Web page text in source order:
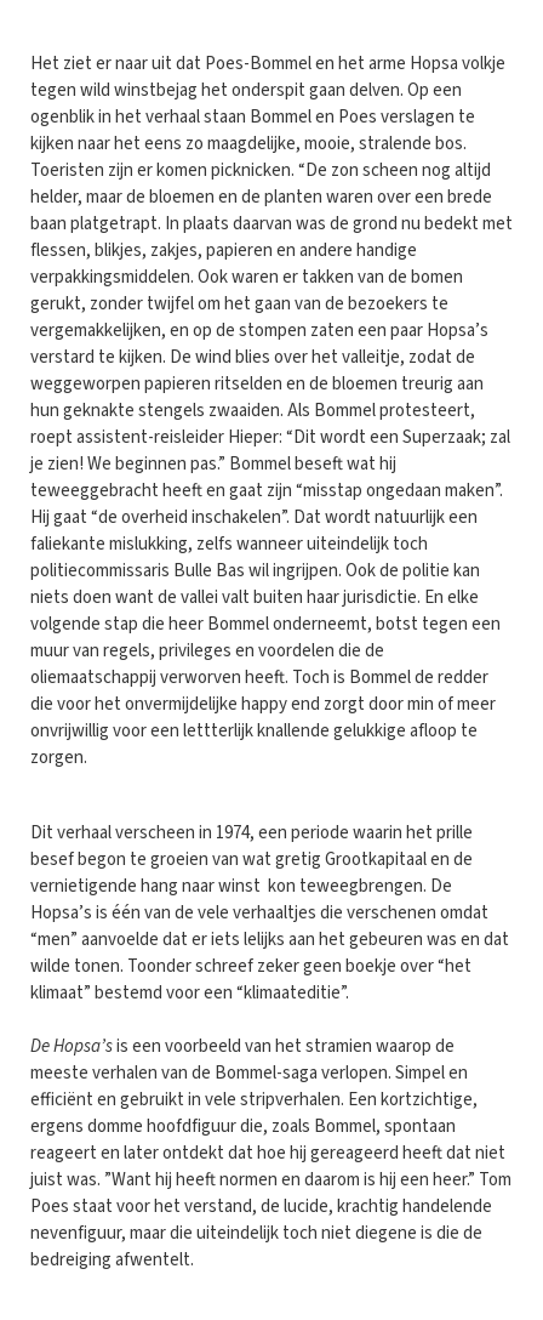
Het ziet er naar uit dat Poes-Bommel en het arme Hopsa volkje
tegen wild winstbejag het onderspit gaan delven. Op een
ogenblik in het verhaal staan Bommel en Poes verslagen te
kijken naar het eens zo maagdelijke, mooie, stralende bos.
Toeristen zijn er komen picknicken. “De zon scheen nog altijd
helder, maar de bloemen en de planten waren over een brede
baan platgetrapt. In plaats daarvan was de grond nu bedekt met
flessen, blikjes, zakjes, papieren en andere handige
verpakkingsmiddelen. Ook waren er takken van de bomen
gerukt, zonder twijfel om het gaan van de bezoekers te
vergemakkelijken, en op de stompen zaten een paar Hopsa’s
verstard te kijken. De wind blies over het valleitje, zodat de
weggeworpen papieren ritselden en de bloemen treurig aan
hun geknakte stengels zwaaiden. Als Bommel protesteert,
roept assistent-reisleider Hieper: “Dit wordt een Superzaak; zal
je zien! We beginnen pas.” Bommel beseft wat hij
teweeggebracht heeft en gaat zijn “misstap ongedaan maken”.
Hij gaat “de overheid inschakelen”. Dat wordt natuurlijk een
faliekante mislukking, zelfs wanneer uiteindelijk toch
politiecommissaris Bulle Bas wil ingrijpen. Ook de politie kan
niets doen want de vallei valt buiten haar jurisdictie. En elke
volgende stap die heer Bommel onderneemt, botst tegen een
muur van regels, privileges en voordelen die de
oliemaatschappij verworven heeft. Toch is Bommel de redder
die voor het onvermijdelijke happy end zorgt door min of meer
onvrijwillig voor een lettterlijk knallende gelukkige afloop te
zorgen.
Dit verhaal verscheen in 1974, een periode waarin het prille
besef begon te groeien van wat gretig Grootkapitaal en de
vernietigende hang naar winst kon teweegbrengen. De
Hopsa’s is één van de vele verhaaltjes die verschenen omdat
“men” aanvoelde dat er iets lelijks aan het gebeuren was en dat
wilde tonen. Toonder schreef zeker geen boekje over “het
klimaat” bestemd voor een “klimaateditie”.
De Hopsa’sis een voorbeeld van het stramien waarop de
meeste verhalen van de Bommel-saga verlopen. Simpel en
efficiënt en gebruikt in vele stripverhalen. Een kortzichtige,
ergens domme hoofdfiguur die, zoals Bommel, spontaan
reageert en later ontdekt dat hoe hij gereageerd heeft dat niet
juist was. ”Want hij heeft normen en daarom is hij een heer.” Tom
Poes staat voor het verstand, de lucide, krachtig handelende
nevenfiguur, maar die uiteindelijk toch niet diegene is die de
bedreiging afwentelt.